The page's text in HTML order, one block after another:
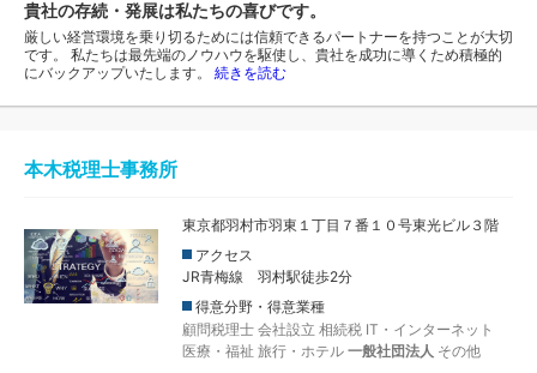
貴社の存続・発展は私たちの喜びです。
厳しい経営環境を乗り切るためには信頼できるパートナーを持つことが大切
です。 私たちは最先端のノウハウを駆使し、貴社を成功に導くため積極的
にバックアップいたします。 続きを読む
本木税理士事務所
東京都羽村市羽東１丁目７番１０号東光ビル３階
アクセス
JR青梅線 羽村駅徒歩2分
得意分野・得意業種
顧問税理士 会社設立 相続税 IT・インターネット
医療・福祉 旅行・ホテル 一般社団法人 その他